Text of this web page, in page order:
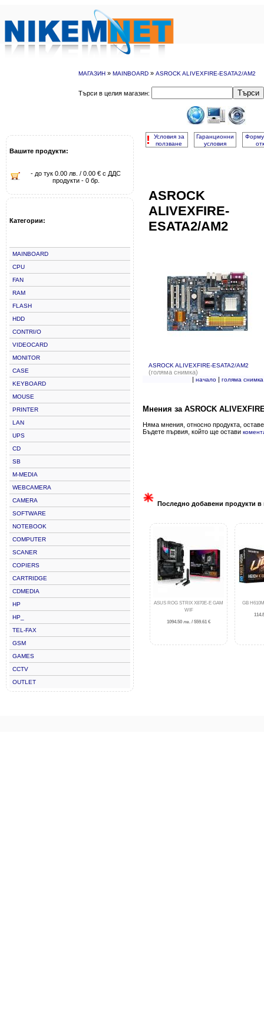
МАГАЗИН » MAINBOARD » ASROCK ALIVEXFIRE-ESATA2/AM2
Търси в целия магазин: Търси
Вашите продукти:
- до тук 0.00 лв. / 0.00 € с ДДС
продукти - 0 бр.
Категории:
MAINBOARD
CPU
FAN
RAM
FLASH
HDD
CONTRI/O
VIDEOCARD
MONITOR
CASE
KEYBOARD
MOUSE
PRINTER
LAN
UPS
CD
SB
M-MEDIA
WEBCAMERA
CAMERA
SOFTWARE
NOTEBOOK
COMPUTER
SCANER
COPIERS
CARTRIDGE
CDMEDIA
HP
HP_
TEL-FAX
GSM
GAMES
CCTV
OUTLET
!
Условия за
ползване
Гаранционни
условия
ASROCK
ALIVEXFIRE-
ESATA2/AM2
ASROCK ALIVEXFIRE-ESATA2/AM2
(голяма снимка)
| начало| голяма снимка
Мнения за ASROCK
Няма мнения, относно продукта,
Бъдете първия, който ще остави
Последно добавени продукти в
ASUS ROG STRIX X870E-E GAM
WIF
1094.50 лв. / 559.61 €
GB